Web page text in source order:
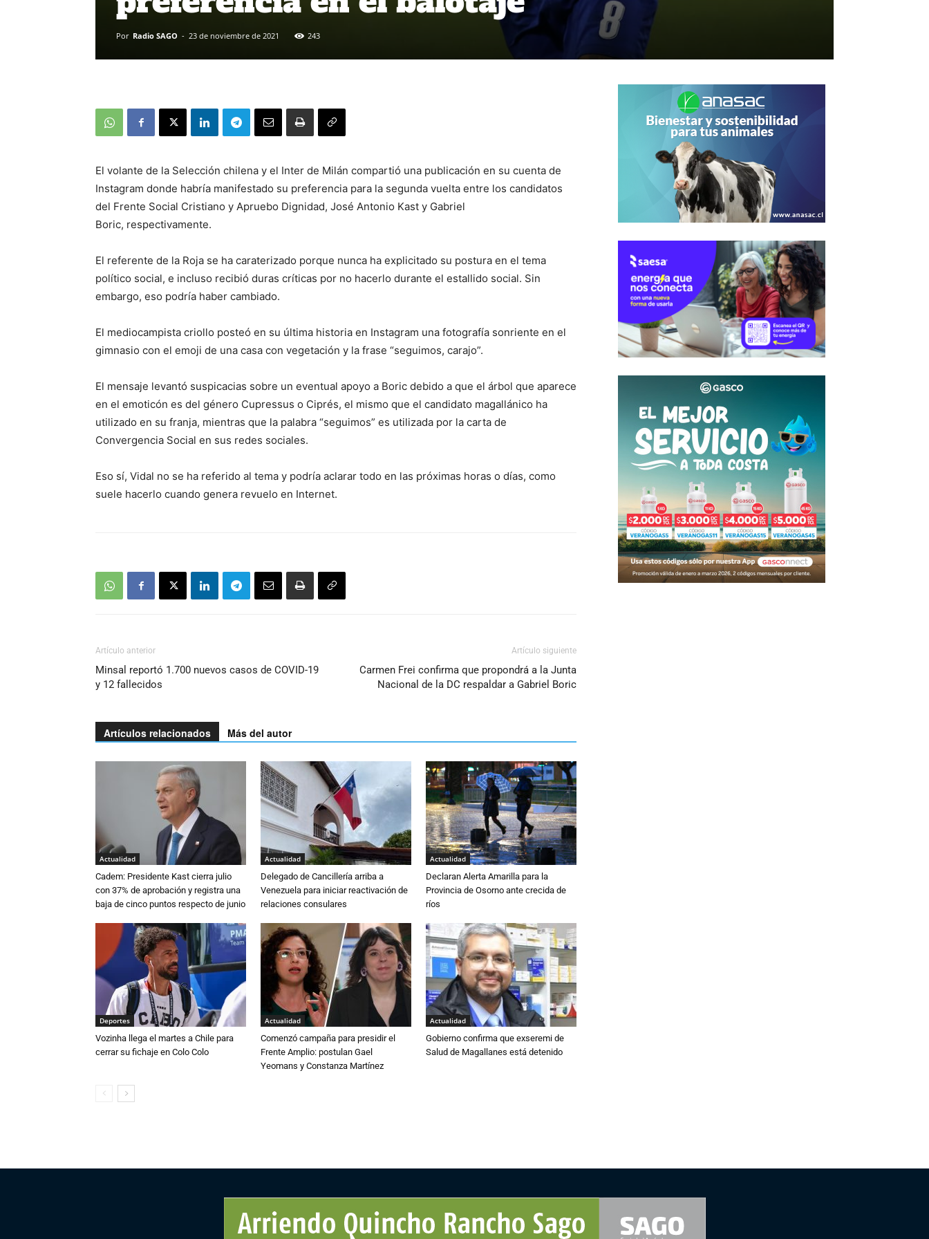
Por Radio SAGO - 23 de noviembre de 2021 243
El volante de la Selección chilena y el Inter de Milán compartió una publicación en su cuenta de
Instagram donde habría manifestado su preferencia para la segunda vuelta entre los candidatos
del Frente Social Cristiano y Apruebo Dignidad, José Antonio Kast y Gabriel
Boric, respectivamente.
El referente de la Roja se ha caraterizado porque nunca ha explicitado su postura en el tema
político social, e incluso recibió duras críticas por no hacerlo durante el estallido social. Sin
embargo, eso podría haber cambiado.
El mediocampista criollo posteó en su última historia en Instagram una fotografía sonriente en el
gimnasio con el emoji de una casa con vegetación y la frase “seguimos, carajo”.
El mensaje levantó suspicacias sobre un eventual apoyo a Boric debido a que el árbol que aparece
en el emoticón es del género Cupressus o Ciprés, el mismo que el candidato magallánico ha
utilizado en su franja, mientras que la palabra “seguimos” es utilizada por la carta de
Convergencia Social en sus redes sociales.
Eso sí, Vidal no se ha referido al tema y podría aclarar todo en las próximas horas o días, como
suele hacerlo cuando genera revuelo en Internet.
Artículo anterior
Minsal reportó 1.700 nuevos casos de COVID-19
y 12 fallecidos
Artículo siguiente
Carmen Frei confirma que propondrá a la Junta
Nacional de la DC respaldar a Gabriel Boric
Artículos relacionados Más del autor
Actualidad
Cadem: Presidente Kast cierra julio
con 37% de aprobación y registra una
baja de cinco puntos respecto de junio
Actualidad
Delegado de Cancillería arriba a
Venezuela para iniciar reactivación de
relaciones consulares
Actualidad
Declaran Alerta Amarilla para la
Provincia de Osorno ante crecida de
ríos
Deportes
Vozinha llega el martes a Chile para
cerrar su fichaje en Colo Colo
Actualidad
Comenzó campaña para presidir el
Frente Amplio: postulan Gael
Yeomans y Constanza Martínez
Actualidad
Gobierno confirma que exseremi de
Salud de Magallanes está detenido